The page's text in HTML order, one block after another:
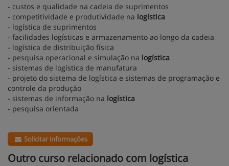
- custos e qualidade na cadeia de suprimentos
- competitividade e produtividade na logística
- logística de suprimentos
- facilidades logísticas e armazenamento ao longo da cadeia
- logística de distribuição física
- pesquisa operacional e simulação na logística
- sistemas de logística de manufatura
- projeto do sistema de logística e sistemas de programação e
controle da produção
- sistemas de informação na logística
- pesquisa orientada
Solicitar informações
Outro curso relacionado com logística